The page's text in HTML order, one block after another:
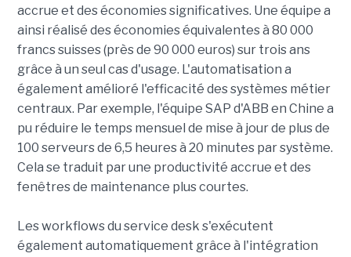
accrue et des économies significatives. Une équipe a
ainsi réalisé des économies équivalentes à 80 000
francs suisses (près de 90 000 euros) sur trois ans
grâce à un seul cas d'usage. L'automatisation a
également amélioré l'efficacité des systèmes métier
centraux. Par exemple, l'équipe SAP d'ABB en Chine a
pu réduire le temps mensuel de mise à jour de plus de
100 serveurs de 6,5 heures à 20 minutes par système.
Cela se traduit par une productivité accrue et des
fenêtres de maintenance plus courtes.
Les workflows du service desk s'exécutent
également automatiquement grâce à l'intégration